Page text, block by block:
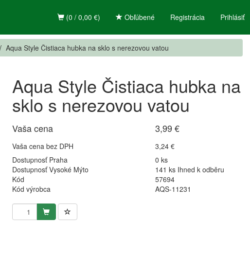
Registrácia Prihlásiť
(0 / 0,00 €) Obľúbené
Aqua Style Čistiaca hubka na sklo s nerezovou vatou
Aqua Style Čistiaca hubka na
sklo s nerezovou vatou
Vaša cena 3,99 €
Vaša cena bez DPH
3,24 €
Dostupnosť Praha
0 ks
Dostupnosť Vysoké Mýto
141 ks Ihned k odběru
Kód
57694
Kód výrobca
AQS-11231